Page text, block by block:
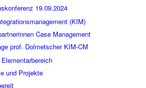
19.09.2024
(KIM)
Case Management
prof. Dolmetscher KIM-CM
und Projekte